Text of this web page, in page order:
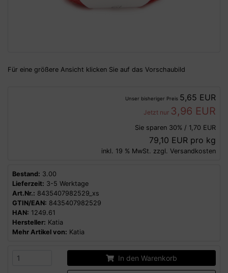
Für eine größere Ansicht klicken Sie auf das Vorschaubild
Unser bisheriger Preis 5,65 EUR
Jetzt nur 3,96 EUR
Sie sparen 30% / 1,70 EUR
79,10 EUR pro kg
inkl. 19 % MwSt. zzgl. Versandkosten
Bestand: 3.00
Lieferzeit: 3-5 Werktage
Art.Nr.: 8435407982529_xs
GTIN/EAN: 8435407982529
HAN: 1249.61
Hersteller: Katia
Mehr Artikel von: Katia
In den Warenkorb